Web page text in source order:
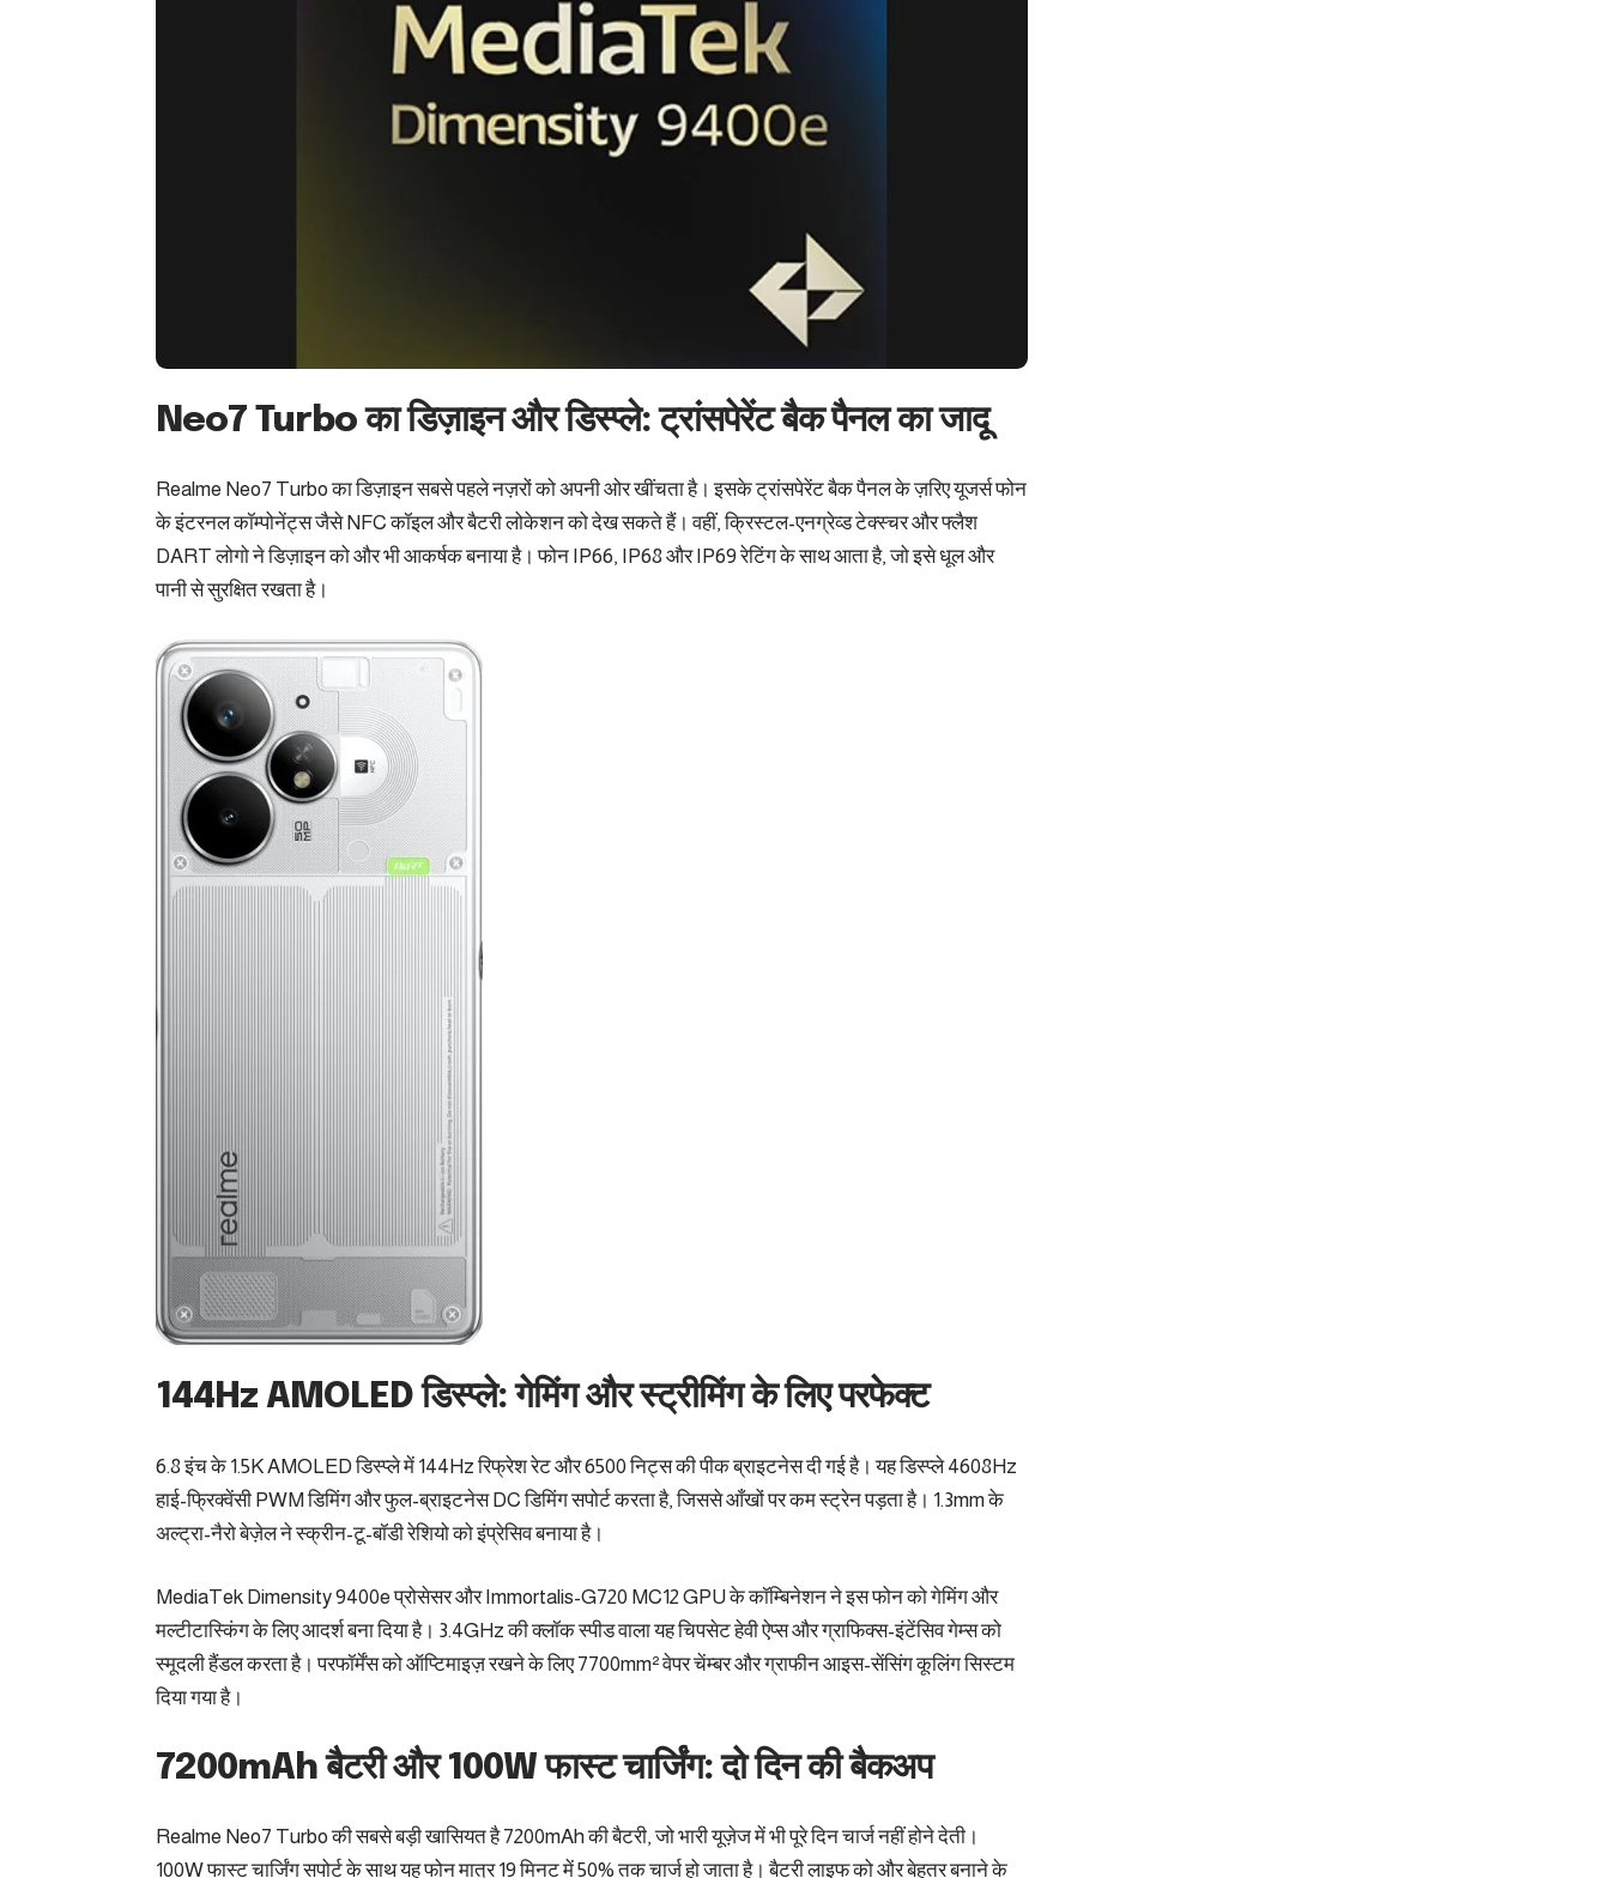
Neo7 Turbo का डिज़ाइन और डिस्प्ले: ट्रांसपेरेंट बैक पैनल का जादू
Realme Neo7 Turbo का डिज़ाइन सबसे पहले नज़रों को अपनी ओर खींचता है। इसके ट्रांसपेरेंट बैक पैनल के ज़रिए यूजर्स फोन
के इंटरनल कॉम्पोनेंट्स जैसे NFC कॉइल और बैटरी लोकेशन को देख सकते हैं। वहीं, क्रिस्टल-एनग्रेव्ड टेक्स्चर और फ्लैश
DART लोगो ने डिज़ाइन को और भी आकर्षक बनाया है। फोन IP66, IP68 और IP69 रेटिंग के साथ आता है, जो इसे धूल और
पानी से सुरक्षित रखता है।
144Hz AMOLED डिस्प्ले: गेमिंग और स्ट्रीमिंग के लिए परफेक्ट
6.8 इंच के 1.5K AMOLED डिस्प्ले में 144Hz रिफ्रेश रेट और 6500 निट्स की पीक ब्राइटनेस दी गई है। यह डिस्प्ले 4608Hz
हाई-फ्रिक्वेंसी PWM डिमिंग और फुल-ब्राइटनेस DC डिमिंग सपोर्ट करता है, जिससे आँखों पर कम स्ट्रेन पड़ता है। 1.3mm के
अल्ट्रा-नैरो बेज़ेल ने स्क्रीन-टू-बॉडी रेशियो को इंप्रेसिव बनाया है।
MediaTek Dimensity 9400e प्रोसेसर और Immortalis-G720 MC12 GPU के कॉम्बिनेशन ने इस फोन को गेमिंग और
मल्टीटास्किंग के लिए आदर्श बना दिया है। 3.4GHz की क्लॉक स्पीड वाला यह चिपसेट हेवी ऐप्स और ग्राफिक्स-इंटेंसिव गेम्स को
स्मूदली हैंडल करता है। परफॉर्मेंस को ऑप्टिमाइज़ रखने के लिए 7700mm² वेपर चेंम्बर और ग्राफीन आइस-सेंसिंग कूलिंग सिस्टम
दिया गया है।
7200mAh बैटरी और 100W फास्ट चार्जिंग: दो दिन की बैकअप
Realme Neo7 Turbo की सबसे बड़ी खासियत है 7200mAh की बैटरी, जो भारी यूज़ेज में भी पूरे दिन चार्ज नहीं होने देती।
100W फास्ट चार्जिंग सपोर्ट के साथ यह फोन मात्र 19 मिनट में 50% तक चार्ज हो जाता है। बैटरी लाइफ को और बेहतर बनाने के